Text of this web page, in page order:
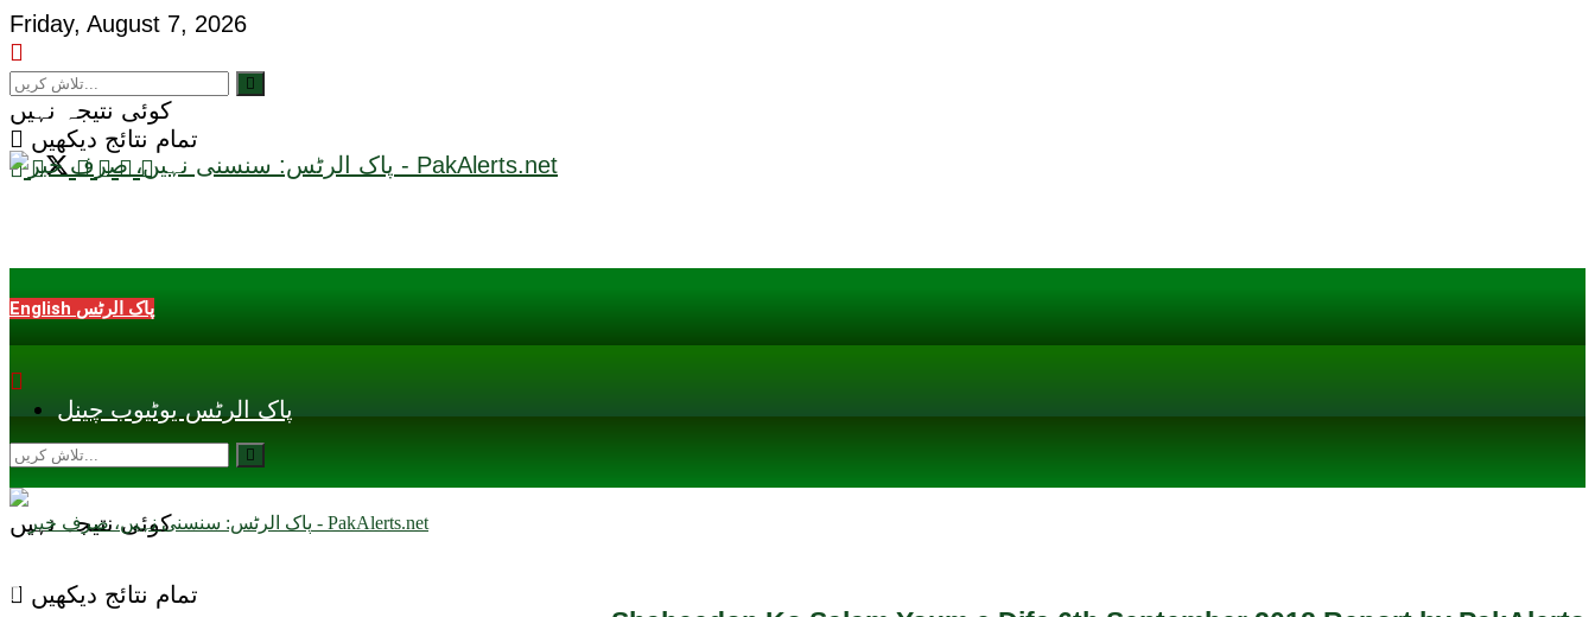
Friday, August 7, 2026
کوئی نتیجہ نہیں
تمام نتائج دیکھیں
English پاک الرٹس
پاک الرٹس یوٹیوب چینل
کوئی نتیجہ نہیں
تمام نتائج دیکھیں